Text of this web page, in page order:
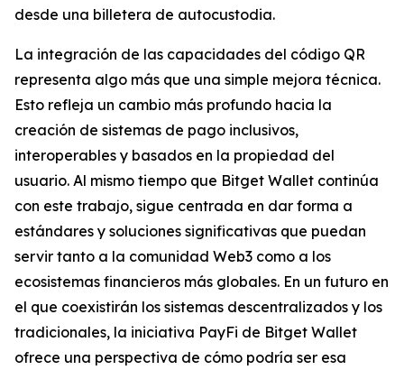
desde una billetera de autocustodia.
La integración de las capacidades del código QR
representa algo más que una simple mejora técnica.
Esto refleja un cambio más profundo hacia la
creación de sistemas de pago inclusivos,
interoperables y basados en la propiedad del
usuario. Al mismo tiempo que Bitget Wallet continúa
con este trabajo, sigue centrada en dar forma a
estándares y soluciones significativas que puedan
servir tanto a la comunidad Web3 como a los
ecosistemas financieros más globales. En un futuro en
el que coexistirán los sistemas descentralizados y los
tradicionales, la iniciativa PayFi de Bitget Wallet
ofrece una perspectiva de cómo podría ser esa